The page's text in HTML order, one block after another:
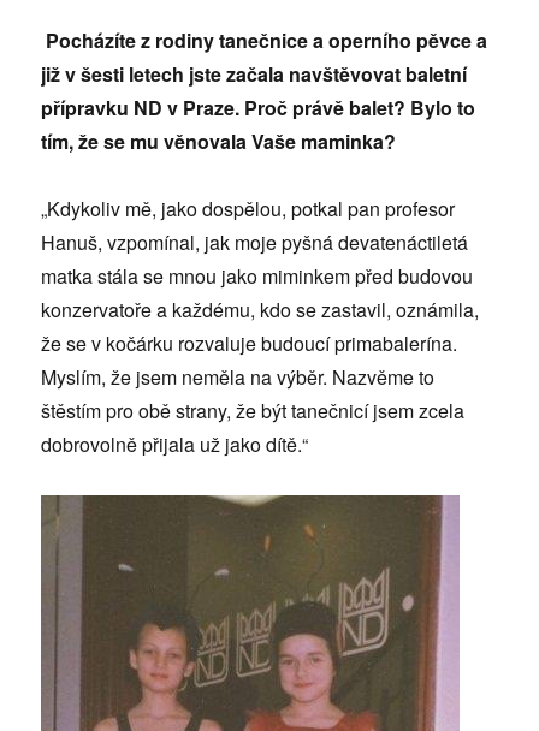
Pocházíte z rodiny tanečnice a operního pěvce a
již v šesti letech jste začala navštěvovat baletní
přípravku ND v Praze. Proč právě balet? Bylo to
tím, že se mu věnovala Vaše maminka?
„Kdykoliv mě, jako dospělou, potkal pan profesor
Hanuš, vzpomínal, jak moje pyšná devatenáctiletá
matka stála se mnou jako miminkem před budovou
konzervatoře a každému, kdo se zastavil, oznámila,
že se v kočárku rozvaluje budoucí primabalerína.
Myslím, že jsem neměla na výběr. Nazvěme to
štěstím pro obě strany, že být tanečnicí jsem zcela
dobrovolně přijala už jako dítě.“